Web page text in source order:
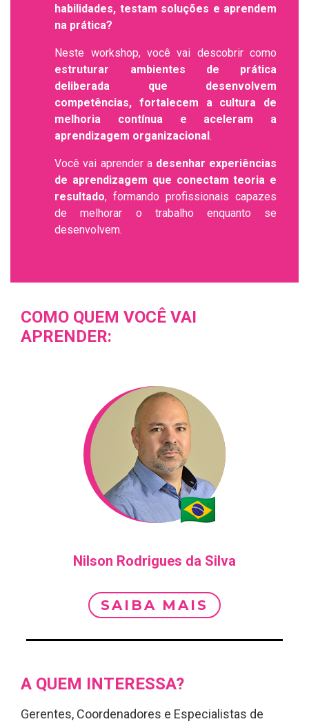
habilidades, testam soluções e aprendem
na prática?
Neste workshop, você vai descobrir como
estruturar ambientes de prática
deliberada que desenvolvem
competências, fortalecem a cultura de
melhoria contínua e aceleram a
aprendizagem organizacional.
Você vai aprender a desenhar experiências
de aprendizagem que conectam teoria e
resultado, formando profissionais capazes
de melhorar o trabalho enquanto se
desenvolvem.
COMO QUEM VOCÊ VAI
APRENDER:
Nilson Rodrigues da Silva
SAIBA MAIS
A QUEM INTERESSA?
Gerentes, Coordenadores e Especialistas de